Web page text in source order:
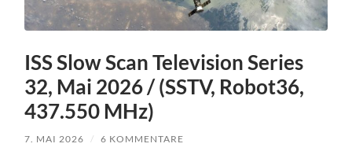
ISS Slow Scan Television Series
32, Mai 2026 / (SSTV, Robot36,
437.550 MHz)
7. MAI 2026 / 6 KOMMENTARE